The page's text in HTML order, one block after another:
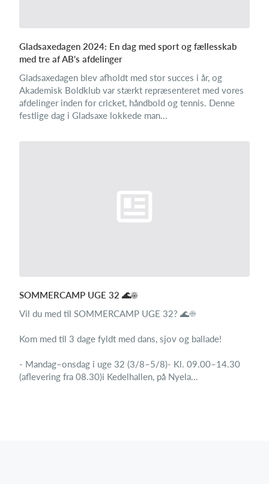
Gladsaxedagen 2024: En dag med sport og fællesskab
med tre af AB's afdelinger
Gladsaxedagen blev afholdt med stor succes i år, og
Akademisk Boldklub var stærkt repræsenteret med vores
afdelinger inden for cricket, håndbold og tennis. Denne
festlige dag i Gladsaxe lokkede man...
SOMMERCAMP UGE 32 🌊☀️
Vil du med til SOMMERCAMP UGE 32? 🌊☀️
Kom med til 3 dage fyldt med dans, sjov og ballade!
- Mandag–onsdag i uge 32 (3/8–5/8)- Kl. 09.00–14.30
(aflevering fra 08.30)i Kedelhallen, på Nyela...